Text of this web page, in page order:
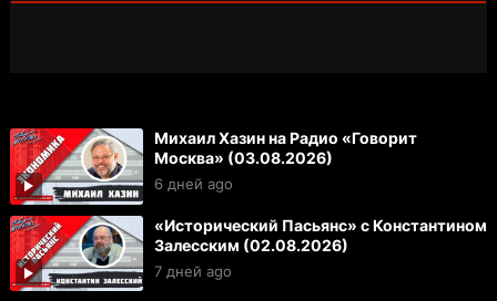
Михаил Хазин на Радио «Говорит
Москва» (03.08.2026)
6 дней ago
«Исторический Пасьянс» с Константином
Залесским (02.08.2026)
7 дней ago